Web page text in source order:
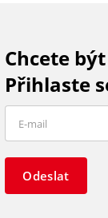
Chcete
Přihlaste
Odeslat